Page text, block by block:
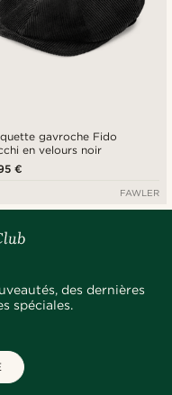
gavroche Fido
en velours noir
€
FAWLER
des dernières
spéciales.